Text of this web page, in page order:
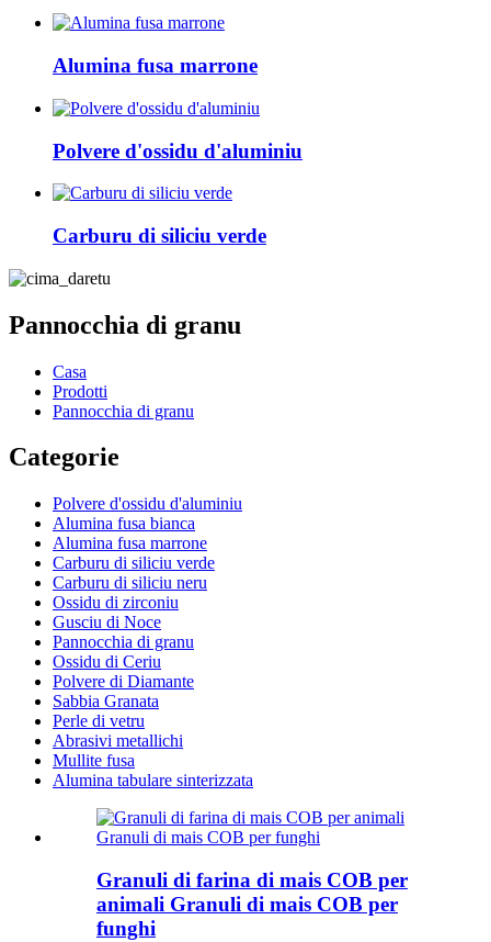
Alumina fusa marrone
Polvere d'ossidu d'aluminiu
Carburu di siliciu verde
Pannocchia di granu
Casa
Prodotti
Pannocchia di granu
Categorie
Polvere d'ossidu d'aluminiu
Alumina fusa bianca
Alumina fusa marrone
Carburu di siliciu verde
Carburu di siliciu neru
Ossidu di zirconiu
Gusciu di Noce
Pannocchia di granu
Ossidu di Ceriu
Polvere di Diamante
Sabbia Granata
Perle di vetru
Abrasivi metallichi
Mullite fusa
Alumina tabulare sinterizzata
Granuli di farina di mais COB per
animali Granuli di mais COB per
funghi